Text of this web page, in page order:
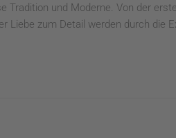
Tradition und Moderne. Von der
Liebe zum Detail werden durch die